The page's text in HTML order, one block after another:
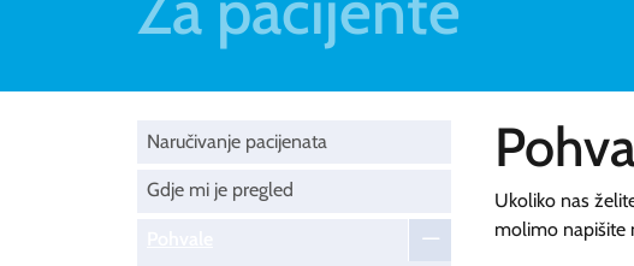
Naručivanje pacijenata
Gdje mi je pregled
Ukoliko nas
molimo napišite